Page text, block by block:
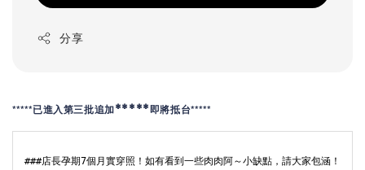
分享
*****已進入第三批追加*****即將抵台*****
###店長孕期7個月實穿照！如有看到一些肉肉阿～小缺點，請大家包涵！